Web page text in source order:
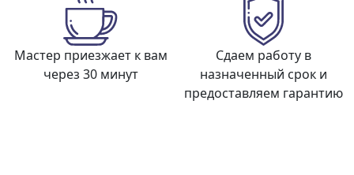
Мастер приезжает к вам
через 30 минут
Сдаем работу в
назначенный срок и
предоставляем гарантию